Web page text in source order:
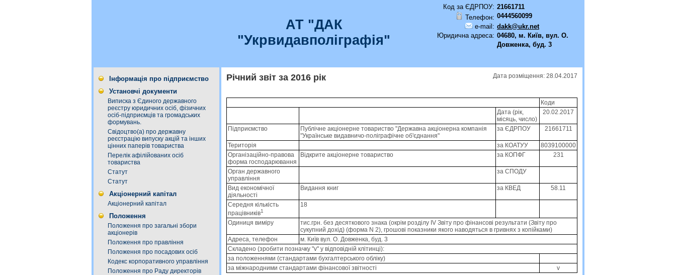
АТ "ДАК
"Укрвидавполіграфія"
Код за ЄДРПОУ: 21661711
Телефон: 0444560099
e-mail: dakk@ukr.net
Юридична адреса: 04680, м. Київ, вул. О.
Довженка, буд. 3
Інформація про підприємство
Установчі документи
Виписка з Єдиного державного
реєстру юридичних осіб, фізичних
осіб-підприємців та громадських
формувань.
Свідоцтво(а) про державну
реєстрацію випуску акцій та інших
цінних паперів товариства
Перелік афілійованих осіб
товариства
Статут
Статут
Акціонерний капітал
Акціонерний капітал
Положення
Положення про загальні збори
акціонерів
Положення про правління
Положення про посадових осіб
Кодекс корпоративного управління
Положення про Раду директорів
Дата розміщення: 28.04.2017
Річний звіт за 2016 рік
Коди
Дата (рік,
місяць, число)
20.02.2017
Підприємство
Публiчне акцiонерне товариство "Державна акцiонерна компанiя
"Українське видавничо-полiграфiчне об'єднання"
за ЄДРПОУ 21661711
Територія за КОАТУУ
8039100000
Організаційно-правова
форма господарювання
Відкрите акціонерне товариство за КОПФГ 231
Орган державного
управління
за СПОДУ
Вид економічної
діяльності
Видання книг за КВЕД 58.11
Середня кількість
працівників1
18
Одиниця виміру
тис.грн. без десяткового знака (окрім розділу IV Звіту про фінансові результати (Звіту про
сукупний дохід) (форма N 2), грошові показники якого наводяться в гривнях з копійками)
Адреса, телефон
м. Київ вул. О. Довженка, буд. 3
Складено (зробити позначку "v" у відповідній клітинці):
за положеннями (стандартами бухгалтерського обліку)
за міжнародними стандартами фінансової звітності
v